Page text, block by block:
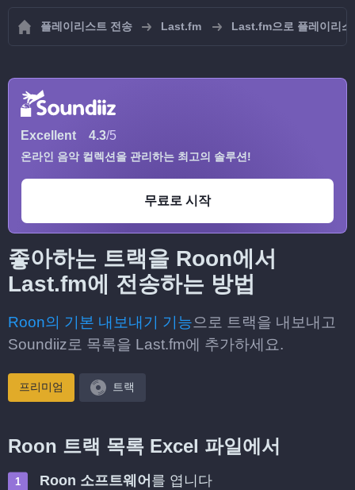
플레이리스트 전송 Last.fm Last.fm으로 플레이리스
Excellent 4.3/5
온라인 음악 컬렉션을 관리하는 최고의 솔루션!
무료로 시작
좋아하는 트랙을 Roon에서
Last.fm에 전송하는 방법
Roon의 기본 내보내기 기능으로 트랙을 내보내고
Soundiiz로 목록을 Last.fm에 추가하세요.
프리미엄 트랙
Roon 트랙 목록 Excel 파일에서
Roon 소프트웨어 를 엽니다